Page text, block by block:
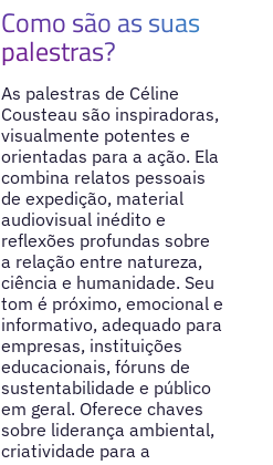
Como são as suas
palestras?
As palestras de Céline
Cousteau são inspiradoras,
visualmente potentes e
orientadas para a ação. Ela
combina relatos pessoais
de expedição, material
audiovisual inédito e
reflexões profundas sobre
a relação entre natureza,
ciência e humanidade. Seu
tom é próximo, emocional e
informativo, adequado para
empresas, instituições
educacionais, fóruns de
sustentabilidade e público
em geral. Oferece chaves
sobre liderança ambiental,
criatividade para a